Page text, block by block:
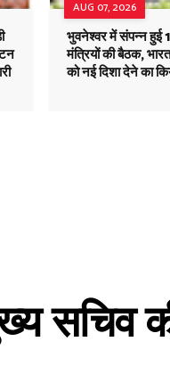
AUG 07, 2026
भुवनेश्वर में संपन्न हुई
मंत्रियों की बैठक,
को नई दिशा देने का
सचिव